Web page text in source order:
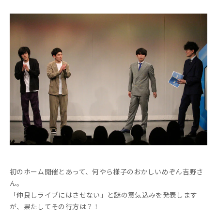
初のホーム開催とあって、何やら様子のおかしいめぞん吉野さ
ん。
「仲良しライブにはさせない」と謎の意気込みを発表します
が、果たしてその行方は？！